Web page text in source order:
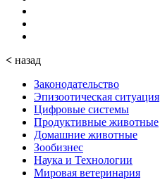
< назад
Законодательство
Эпизоотическая ситуация
Цифровые системы
Продуктивные животные
Домашние животные
Зообизнес
Наука и Технологии
Мировая ветеринария